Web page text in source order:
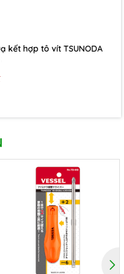
kết hợp tô vít TSUNODA